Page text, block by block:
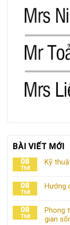
BÀI VIẾT MỚI
08
Th8
Kỹ
08
Th8
Hướng
08
Th8
Phong
gian